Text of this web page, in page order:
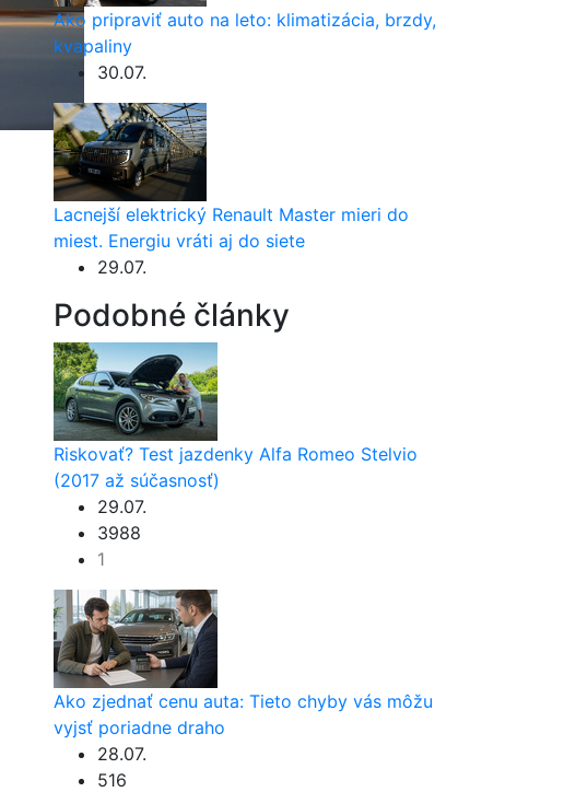
Ako pripraviť auto na leto: klimatizácia, brzdy,
kvapaliny
30.07.
Lacnejší elektrický Renault Master mieri do
miest. Energiu vráti aj do siete
29.07.
Podobné články
Riskovať? Test jazdenky Alfa Romeo Stelvio
(2017 až súčasnosť)
29.07.
3988
1
Ako zjednať cenu auta: Tieto chyby vás môžu
vyjsť poriadne draho
28.07.
516